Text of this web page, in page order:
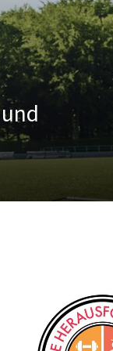
e. V.
Oelde